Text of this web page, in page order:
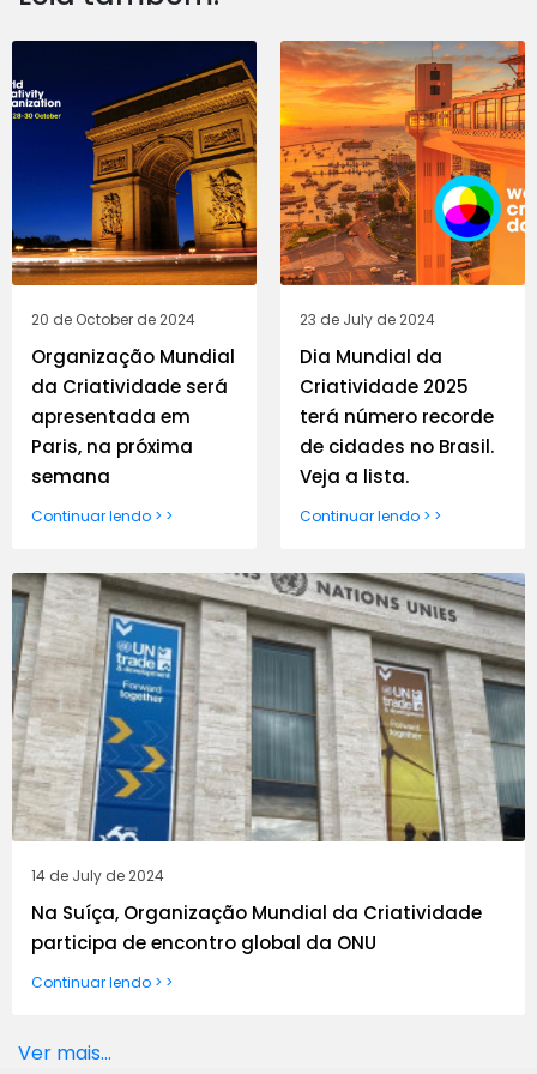
20 de October de 2024
Organização Mundial
da Criatividade será
apresentada em
Paris, na próxima
semana
Continuar lendo > >
23 de July de 2024
Dia Mundial da
Criatividade 2025
terá número recorde
de cidades no Brasil.
Veja a lista.
Continuar lendo > >
14 de July de 2024
Na Suíça, Organização Mundial da Criatividade
participa de encontro global da ONU
Continuar lendo > >
Ver mais...